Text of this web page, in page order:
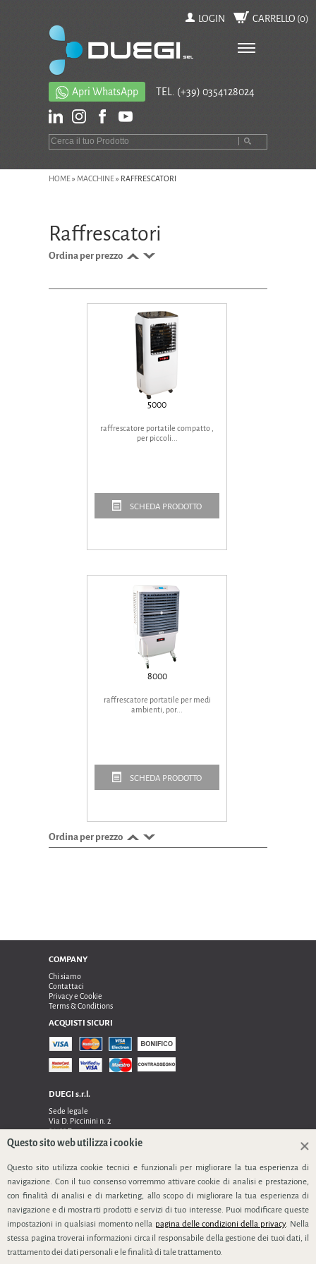
LOGIN CARRELLO (0)
Apri WhatsApp TEL. (+39) 0354128024
HOME» MACCHINE» RAFFRESCATORI
Raffrescatori
Ordina per prezzo
5000
raffrescatore portatile compatto ,
per piccoli...
SCHEDA PRODOTTO
8000
raffrescatore portatile per medi
ambienti, por...
SCHEDA PRODOTTO
Ordina per prezzo
COMPANY
Chi siamo
Contattaci
Privacy e Cookie
Terms & Conditions
ACQUISTI SICURI
DUEGI s.r.l.
Sede legale
Via D. Piccinini n. 2
24122 Bergamo
Sede operativa e amministrativa:
24048 Treviolo (Bg)
TEL 0354128024, FAX 0354129132
P.IVA 03535240166
SEGUICI
info@duegi-bg.it
Questo sito web utilizza i cookie
Questo sito utilizza cookie tecnici e funzionali per migliorare la tua esperienza di
navigazione. Con il tuo consenso vorremmo attivare cookie di analisi e prestazione,
con finalità di analisi e di marketing, allo scopo di migliorare la tua esperienza di
navigazione e di mostrarti prodotti e servizi di tuo interesse. Puoi modificare queste
impostazioni in qualsiasi momento nella pagina delle condizioni della privacy. Nella
stessa pagina troverai informazioni circa il responsabile della gestione dei tuoi dati, il
trattamento dei dati personali e le finalità di tale trattamento.